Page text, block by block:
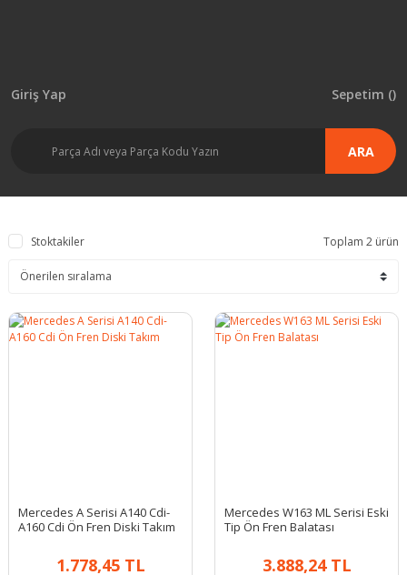
ARA
Giriş Yap Sepetim ()
Stoktakiler Toplam 2 ürün
Mercedes A Serisi A140 Cdi-
A160 Cdi Ön Fren Diski Takım
1.778,45 TL
Mercedes W163 ML Serisi Eski
Tip Ön Fren Balatası
3.888,24 TL